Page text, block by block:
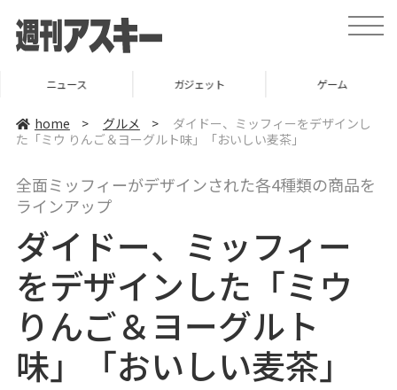
t
o
v
t
i
ニュース ガジェット ゲーム
home > グルメ >
ダイドー、ミッフィーをデザインし
た「ミウ りんご＆ヨーグルト味」「おいしい麦茶」
全面ミッフィーがデザインされた各4種類の商品を
ラインアップ
ダイドー、ミッフィー
をデザインした「ミウ
りんご＆ヨーグルト
味」「おいしい麦茶」